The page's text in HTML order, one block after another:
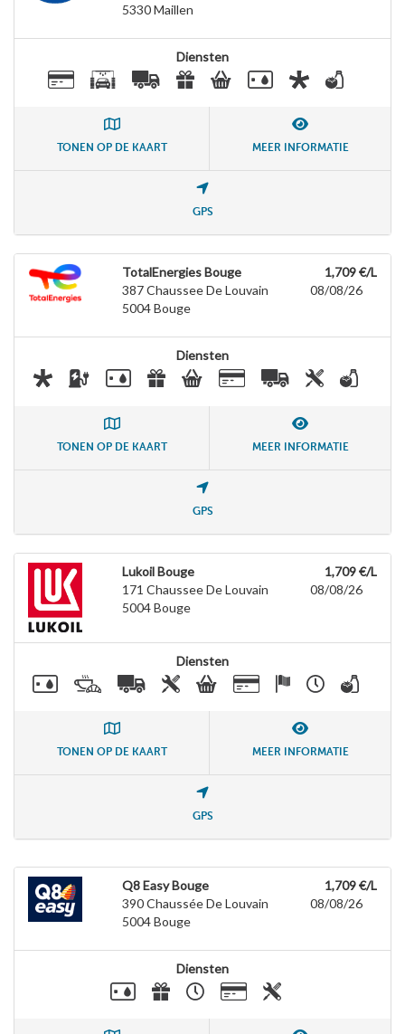
5330Maillen
Diensten
TONEN OP DE KAART MEER INFORMATIE
GPS
TotalEnergies Bouge
387 Chaussee De Louvain
5004Bouge
1,709 €/L
08/08/26
Diensten
TONEN OP DE KAART MEER INFORMATIE
GPS
Lukoil Bouge
171 Chaussee De Louvain
5004Bouge
1,709 €/L
08/08/26
Diensten
TONEN OP DE KAART MEER INFORMATIE
GPS
Q8 Easy Bouge
390 Chaussée De Louvain
5004Bouge
1,709 €/L
08/08/26
Diensten